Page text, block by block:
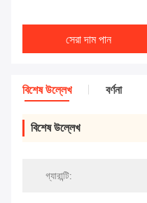
সেরা দাম পান
বিশেষ উল্লেখ বর্ণনা
বিশেষ উল্লেখ
গ্যারান্টি: